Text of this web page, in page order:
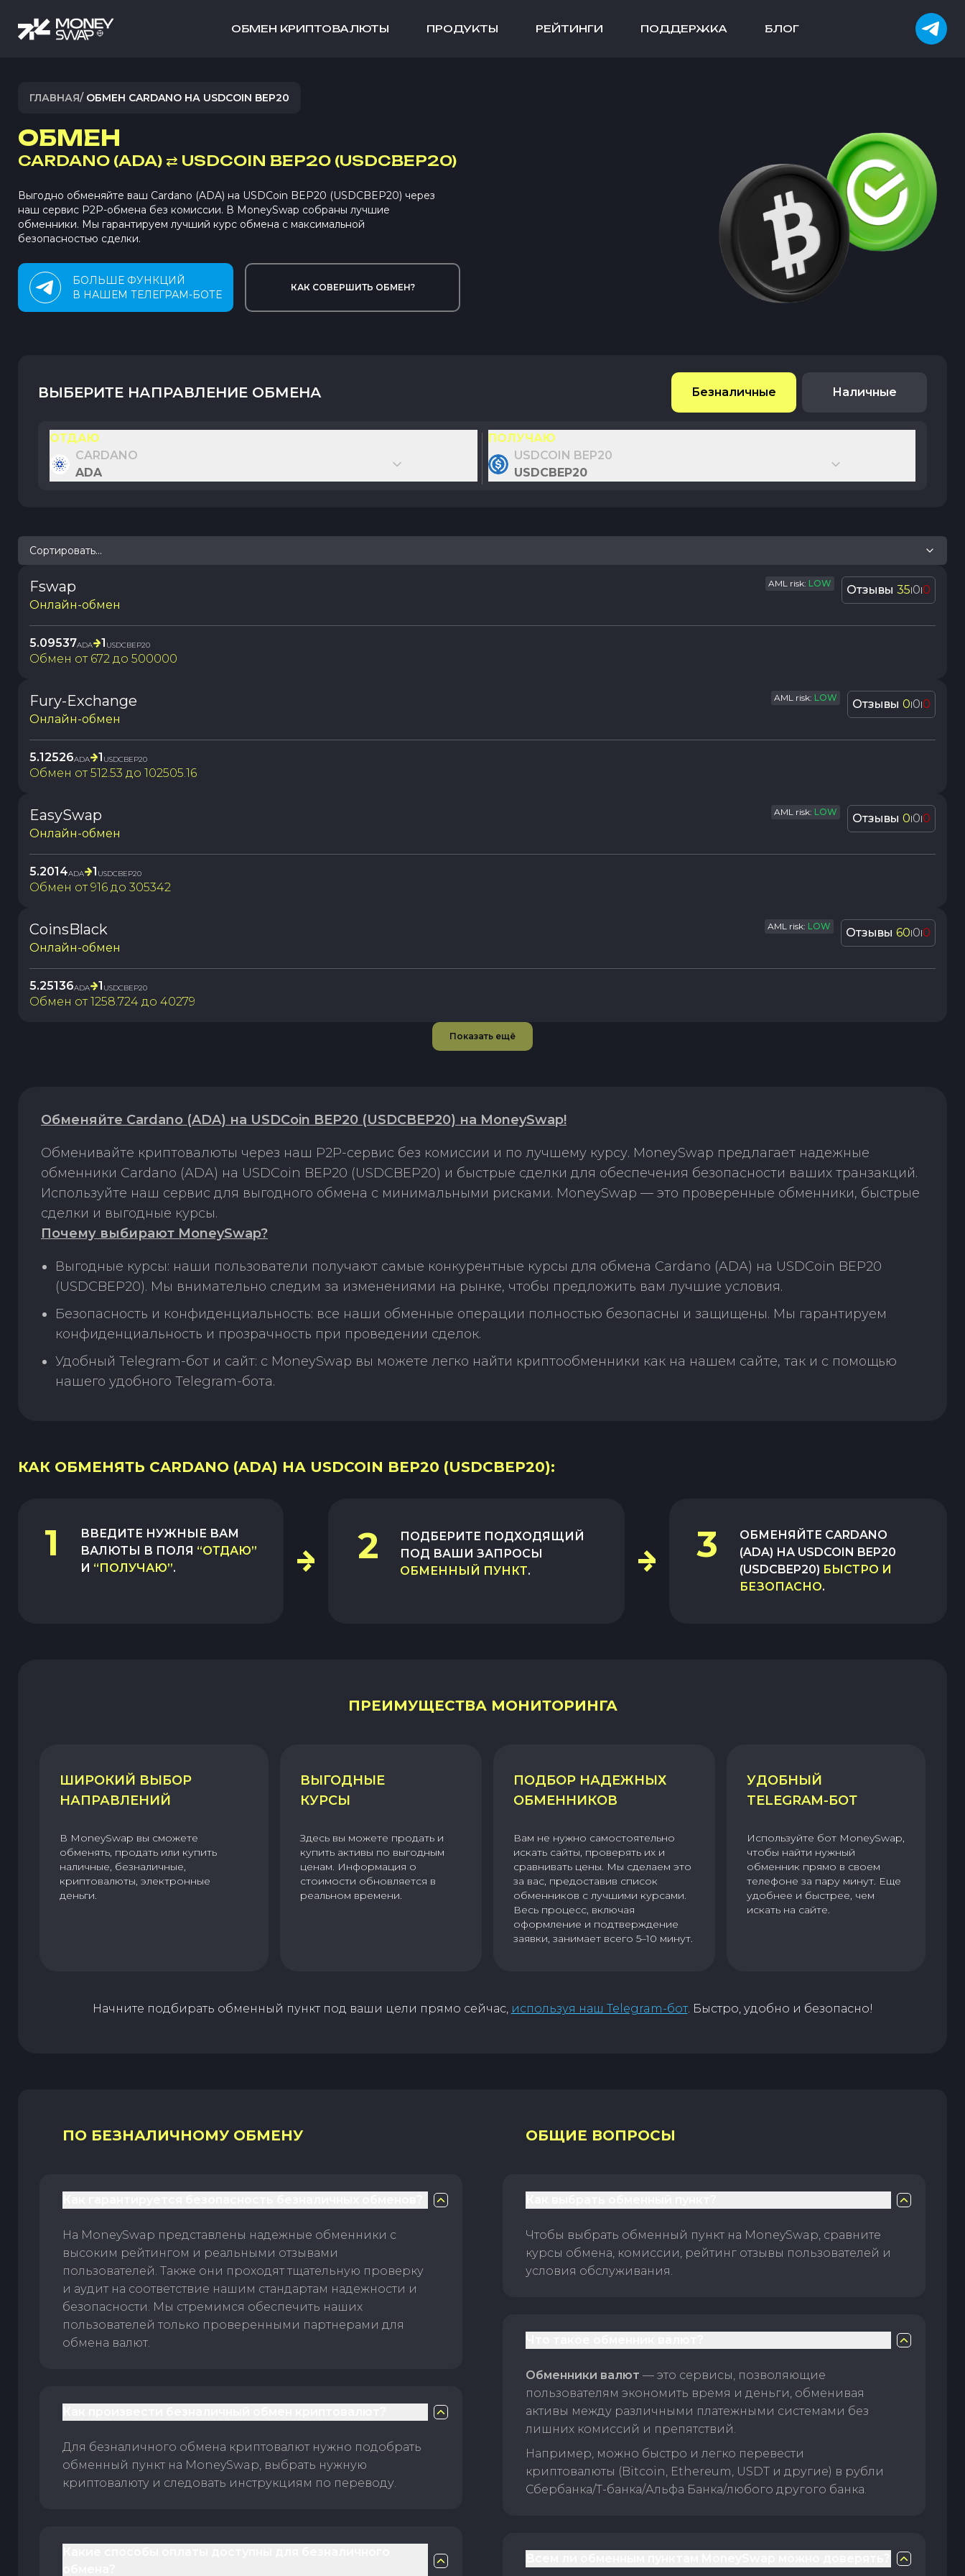
ОБМЕН КРИПТОВАЛЮТЫ ПРОДУКТЫ РЕЙТИНГИ ПОДДЕРЖКА БЛОГ
ГЛАВНАЯ/ ОБМЕН CARDANO НА USDCOIN BEP20
ОБМЕН
CARDANO (ADA) ⇄ USDCOIN BEP20 (USDCBEP20)
Выгодно обменяйте ваш Cardano (ADA) на USDCoin BEP20 (USDCBEP20) через
наш сервис P2P-обмена без комиссии. В MoneySwap собраны лучшие
обменники. Мы гарантируем лучший курс обмена с максимальной
безопасностью сделки.
БОЛЬШЕ ФУНКЦИЙ
В НАШЕМ ТЕЛЕГРАМ-БОТЕ
КАК СОВЕРШИТЬ ОБМЕН?
ВЫБЕРИТЕ НАПРАВЛЕНИЕ ОБМЕНА Безналичные Наличные
ОТДАЮ
CARDANO
ADA
ПОЛУЧАЮ
USDCOIN BEP20
USDCBEP20
Сортировать...
Fswap AML risk: LOW
Онлайн-обмен
Отзывы 35|0|0
5.09537ADA 1 USDCBEP20
Обмен от 672 до 500000
Fury-Exchange AML risk: LOW
Онлайн-обмен
Отзывы 0|0|0
5.12526ADA 1 USDCBEP20
Обмен от512.53 до 102505.16
EasySwap AML risk: LOW
Онлайн-обмен
Отзывы 0|0|0
5.2014ADA 1 USDCBEP20
Обмен от916 до 305342
CoinsBlack AML risk: LOW
Онлайн-обмен
Отзывы 60|0|0
5.25136ADA 1 USDCBEP20
Обмен от1258.724 до 40279
Показать ещё
Обменяйте Cardano (ADA) на USDCoin BEP20 (USDCBEP20) на MoneySwap!
Обменивайте криптовалюты через наш P2P-сервис без комиссии и по лучшему курсу. MoneySwap предлагает надежные
обменники Cardano (ADA) на USDCoin BEP20 (USDCBEP20) и быстрые сделки для обеспечения безопасности ваших транзакций.
Используйте наш сервис для выгодного обмена с минимальными рисками. MoneySwap — это проверенные обменники, быстрые
сделки и выгодные курсы.
Почему выбирают MoneySwap?
Выгодные курсы: наши пользователи получают самые конкурентные курсы для обмена Cardano (ADA) на USDCoin BEP20
(USDCBEP20). Мы внимательно следим за изменениями на рынке, чтобы предложить вам лучшие условия.
Безопасность и конфиденциальность: все наши обменные операции полностью безопасны и защищены. Мы гарантируем
конфиденциальность и прозрачность при проведении сделок.
Удобный Telegram-бот и сайт: с MoneySwap вы можете легко найти криптообменники как на нашем сайте, так и с помощью
нашего удобного Telegram-бота.
КАК ОБМЕНЯТЬ CARDANO (ADA) НА USDCOIN BEP20 (USDCBEP20):
1
ВВЕДИТЕ НУЖНЫЕ ВАМ
ВАЛЮТЫ В ПОЛЯ “ОТДАЮ”
И “ПОЛУЧАЮ”.
2
ПОДБЕРИТЕ ПОДХОДЯЩИЙ
ПОД ВАШИ ЗАПРОСЫ
ОБМЕННЫЙ ПУНКТ.
3 ОБМЕНЯЙТЕ CARDANO
(ADA) НА USDCOIN BEP20
(USDCBEP20) БЫСТРО И
БЕЗОПАСНО.
ПРЕИМУЩЕСТВА МОНИТОРИНГА
ШИРОКИЙ ВЫБОР
НАПРАВЛЕНИЙ
В MoneySwap вы сможете
обменять, продать или купить
наличные, безналичные,
криптовалюты, электронные
деньги.
ВЫГОДНЫЕ
КУРСЫ
Здесь вы можете продать и
купить активы по выгодным
ценам. Информация о
стоимости обновляется в
реальном времени.
ПОДБОР НАДЕЖНЫХ
ОБМЕННИКОВ
Вам не нужно самостоятельно
искать сайты, проверять их и
сравнивать цены. Мы сделаем это
за вас, предоставив список
обменников с лучшими курсами.
Весь процесс, включая
оформление и подтверждение
заявки, занимает всего 5–10 минут.
УДОБНЫЙ
TELEGRAM-БОТ
Используйте бот MoneySwap,
чтобы найти нужный
обменник прямо в своем
телефоне за пару минут. Еще
удобнее и быстрее, чем
искать на сайте.
Начните подбирать обменный пункт под ваши цели прямо сейчас, используя наш Telegram-бот. Быстро, удобно и безопасно!
ПО БЕЗНАЛИЧНОМУ ОБМЕНУ
На MoneySwap представлены надежные обменники с
высоким рейтингом и реальными отзывами
пользователей. Также они проходят тщательную проверку
и аудит на соответствие нашим стандартам надежности и
безопасности. Мы стремимся обеспечить наших
пользователей только проверенными партнерами для
обмена валют.
Для безналичного обмена криптовалют нужно подобрать
обменный пункт на MoneySwap, выбрать нужную
криптовалюту и следовать инструкциям по переводу.
ОБЩИЕ ВОПРОСЫ
Чтобы выбрать обменный пункт на MoneySwap, сравните
курсы обмена, комиссии, рейтинг отзывы пользователей и
условия обслуживания.
Обменники валют — это сервисы, позволяющие
пользователям экономить время и деньги, обменивая
активы между различными платежными системами без
лишних комиссий и препятствий.
Например, можно быстро и легко перевести
криптовалюты (Bitcoin, Ethereum, USDT и другие) в рубли
Сбербанка/Т-банка/Альфа Банка/любого другого банка.